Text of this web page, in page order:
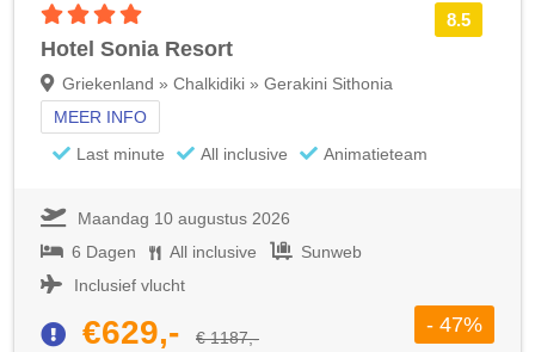
8.5
Hotel Sonia Resort
Griekenland » Chalkidiki » Gerakini Sithonia
MEER INFO
Last minute
All inclusive Animatieteam
Maandag 10 augustus 2026
6 Dagen
All inclusive
Sunweb
Inclusief vlucht
€629,- € 1187,-
- 47%